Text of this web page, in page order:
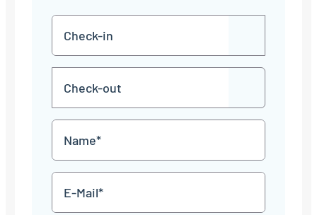
in
TT
Punkt
MM
JJJJ
TT
Punkt
MM
JJJJ
Mail